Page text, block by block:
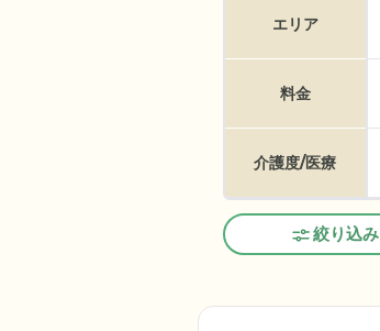
エリア
料金
介護度/医療
絞り込み